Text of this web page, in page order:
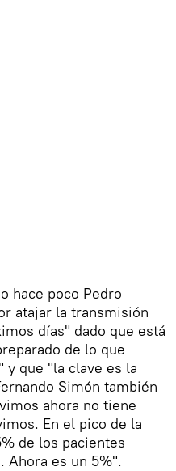
hace poco Pedro
atajar la transmisión
días" dado que está
de lo que
y que "la clave es la
Simón también
ahora no tiene
En el pico de la
de los pacientes
Ahora es un 5%".